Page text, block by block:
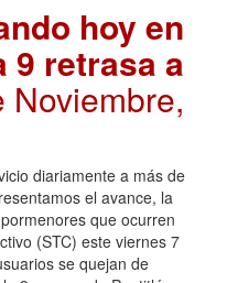
hoy en
9 retrasa a
Noviembre,
diariamente a más de
el avance, la
que ocurren
(STC) este viernes 7
se quejan de